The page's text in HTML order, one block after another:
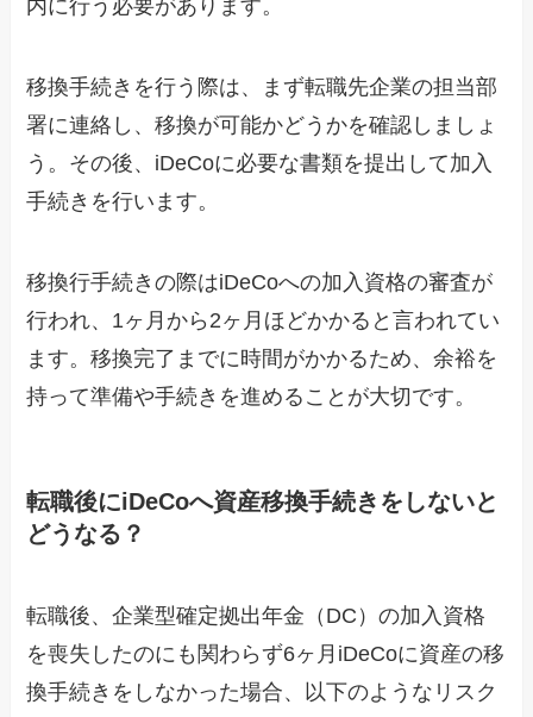
内に行う必要があります。
移換手続きを行う際は、まず転職先企業の担当部
署に連絡し、移換が可能かどうかを確認しましょ
う。その後、iDeCoに必要な書類を提出して加入
手続きを行います。
移換行手続きの際はiDeCoへの加入資格の審査が
行われ、1ヶ月から2ヶ月ほどかかると言われてい
ます。移換完了までに時間がかかるため、余裕を
持って準備や手続きを進めることが大切です。
転職後にiDeCoへ資産移換手続きをしないと
どうなる？
転職後、企業型確定拠出年金（DC）の加入資格
を喪失したのにも関わらず6ヶ月iDeCoに資産の移
換手続きをしなかった場合、以下のようなリスク